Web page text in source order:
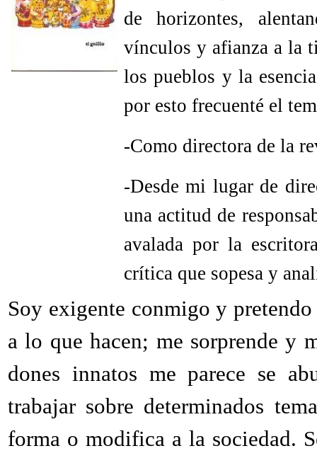
de horizontes,
vínculos y afianza a la
los pueblos y la
por esto frecuenté el
-Como directora de la
-Desde mi lugar de
una actitud de
avalada por la
crítica que sopesa y
Soy exigente conmigo y
a lo que hacen; me sorprende y
dones innatos me parece se
trabajar sobre determinados
forma o modifica a la sociedad.